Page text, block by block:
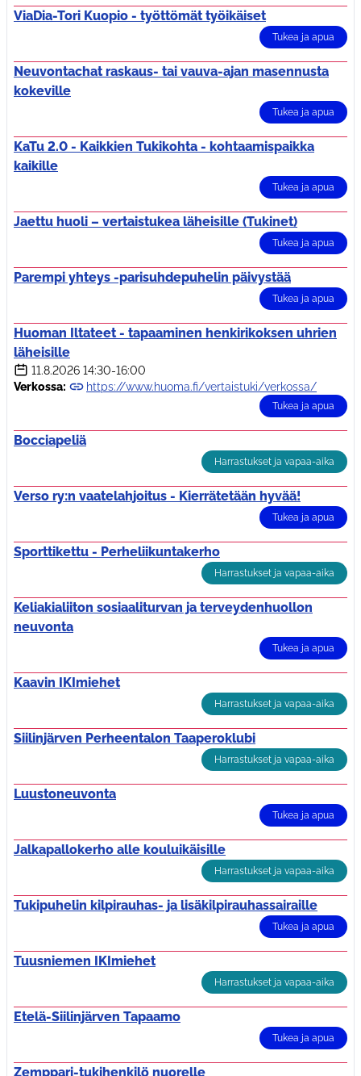
ViaDia-Tori Kuopio - työttömät työikäiset
Tukea ja apua
Neuvontachat raskaus- tai vauva-ajan masennusta
kokeville
Tukea ja apua
KaTu 2.0 - Kaikkien Tukikohta - kohtaamispaikka
kaikille
Tukea ja apua
Jaettu huoli – vertaistukea läheisille (Tukinet)
Tukea ja apua
Parempi yhteys -parisuhdepuhelin päivystää
Tukea ja apua
Huoman Iltateet - tapaaminen henkirikoksen uhrien
läheisille
11.8.2026 14:30-16:00
Verkossa:
https://www.huoma.fi/vertaistuki/verkossa/
Tukea ja apua
Bocciapeliä
Harrastukset ja vapaa-aika
Verso ry:n vaatelahjoitus - Kierrätetään hyvää!
Tukea ja apua
Sporttikettu - Perheliikuntakerho
Harrastukset ja vapaa-aika
Keliakialiiton sosiaaliturvan ja terveydenhuollon
neuvonta
Tukea ja apua
Kaavin IKImiehet
Harrastukset ja vapaa-aika
Siilinjärven Perheentalon Taaperoklubi
Harrastukset ja vapaa-aika
Luustoneuvonta
Tukea ja apua
Jalkapallokerho alle kouluikäisille
Harrastukset ja vapaa-aika
Tukipuhelin kilpirauhas- ja lisäkilpirauhassairaille
Tukea ja apua
Tuusniemen IKImiehet
Harrastukset ja vapaa-aika
Etelä-Siilinjärven Tapaamo
Tukea ja apua
Zemppari-tukihenkilö nuorelle